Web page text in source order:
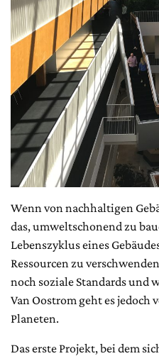
Wenn von nachhaltigen
das, umweltschonend zu
Lebenszyklus eines
Ressourcen zu
noch soziale Standards und
Van Oostrom geht es jedoch
Planeten.
Das erste Projekt, bei dem